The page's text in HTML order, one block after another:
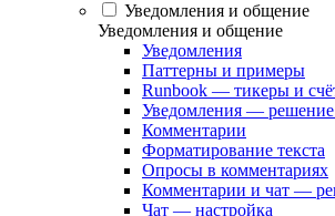
Уведомления и общение
Уведомления и общение
Уведомления
Паттерны и примеры
Runbook — тикеры и
Уведомления —
Комментарии
Форматирование текста
Опросы в комментариях
Комментарии и чат —
Чат — настройка